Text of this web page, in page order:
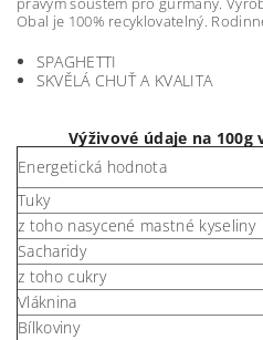
Obal je 100% recyklovatelný.
SPAGHETTI
SKVĚLÁ CHUŤ A KVALITA
Výživové údaje na 100g
Energetická hodnota
Tuky
z toho nasycené mastné kyseliny
Sacharidy
z toho cukry
Vláknina
Bílkoviny